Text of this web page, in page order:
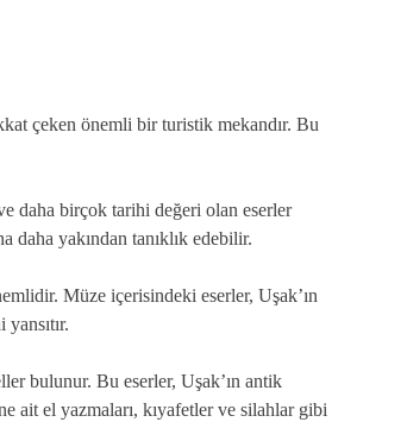
çeken önemli bir turistik mekandır. Bu
daha birçok tarihi değeri olan eserler
daha yakından tanıklık edebilir.
Müze içerisindeki eserler, Uşak’ın
bulunur. Bu eserler, Uşak’ın antik
ait el yazmaları, kıyafetler ve silahlar gibi